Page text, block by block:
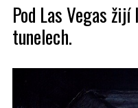
Pod Las Vegas
tunelech.